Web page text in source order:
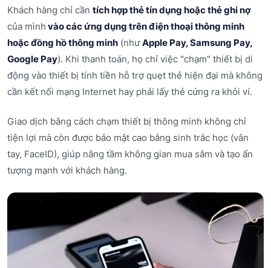
Khách hàng chỉ cần tích hợp thẻ tín dụng hoặc thẻ ghi nợ
của mình vào các ứng dụng trên điện thoại thông minh
hoặc đồng hồ thông minh (nhưApple Pay, Samsung Pay,
Google Pay). Khi thanh toán, họ chỉ việc "chạm" thiết bị di
động vào thiết bị tính tiền hỗ trợ quẹt thẻ hiện đại mà không
cần kết nối mạng Internet hay phải lấy thẻ cứng ra khỏi ví.
Giao dịch bằng cách chạm thiết bị thông minh không chỉ
tiện lợi mà còn được bảo mật cao bằng sinh trắc học (vân
tay, FaceID), giúp nâng tầm không gian mua sắm và tạo ấn
tượng mạnh với khách hàng.